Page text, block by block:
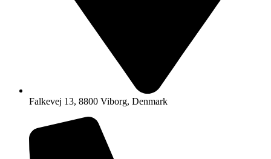
Falkevej 13, 8800 Viborg, Denmark